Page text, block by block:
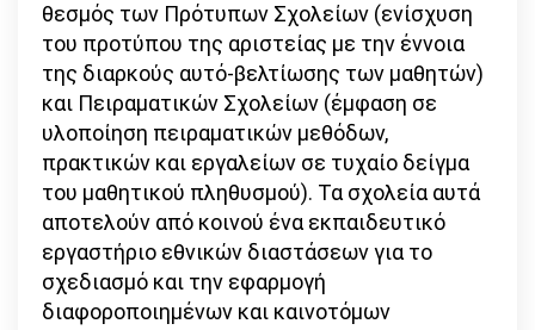
θεσμός των Πρότυπων Σχολείων (ενίσχυση
του προτύπου της αριστείας με την έννοια
της διαρκούς αυτό-βελτίωσης των μαθητών)
και Πειραματικών Σχολείων (έμφαση σε
υλοποίηση πειραματικών μεθόδων,
πρακτικών και εργαλείων σε τυχαίο δείγμα
του μαθητικού πληθυσμού). Τα σχολεία αυτά
αποτελούν από κοινού ένα εκπαιδευτικό
εργαστήριο εθνικών διαστάσεων για το
σχεδιασμό και την εφαρμογή
διαφοροποιημένων και καινοτόμων